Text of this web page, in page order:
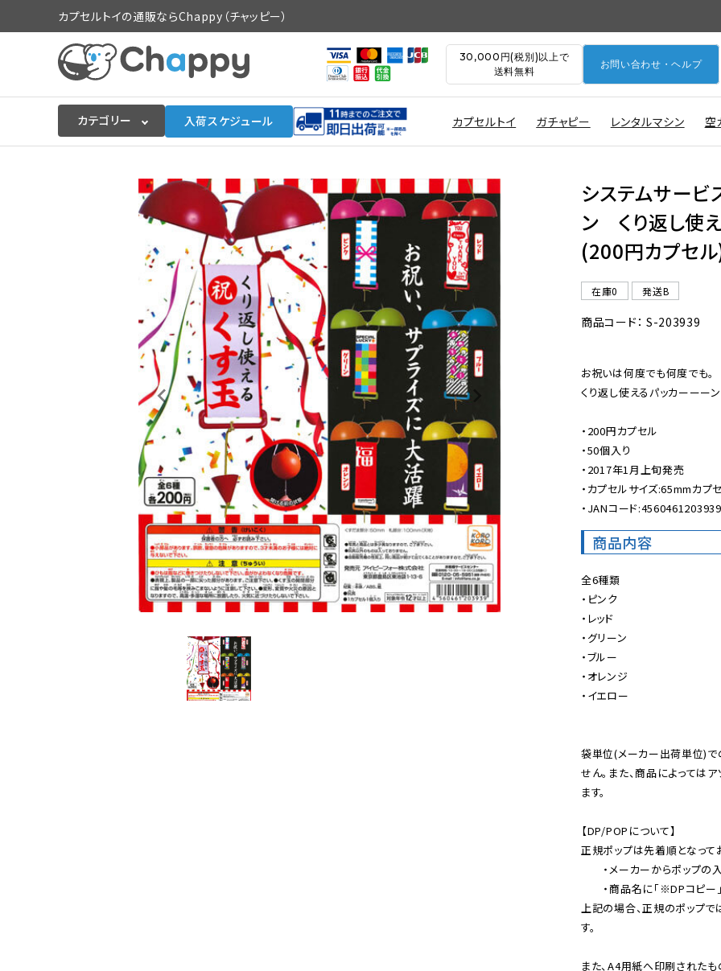
カプセルトイの通販ならChappy（チャッピー）
30,000円(税別)以上で
送料無料
お問い合わせ・ヘルプ
カテゴリー 入荷スケジュール カプセルトイ ガチャピー レンタルマシン 空
入荷スケジュールをチェック
カプセルトイマシン本体
販促用空カプセル
販促用カプセルトイ
よくあるご質問
ご利用ガイド
06-6282-7659
システムサー
ン くり返し使
(200円カプセ
在庫0 発送B
商品コード： S-203939
お祝いは何度でも何度でも。
くり返し使えるパッカーーー
・200円カプセル
・50個入り
・2017年1月上旬発売
・カプセルサイズ:65mmカプ
・JANコード:4560461203939
商品内容
全6種類
・ピンク
・レッド
・グリーン
・ブルー
・オレンジ
・イエロー
袋単位(メーカー出荷単位)で
せん。また、商品によっては
ます。
【DP/POPについて】
正規ポップは先着順となって
・メーカーからポップの
・商品名に「※DPコピー
上記の場合、正規のポップで
す。
また、A4用紙へ印刷されたも